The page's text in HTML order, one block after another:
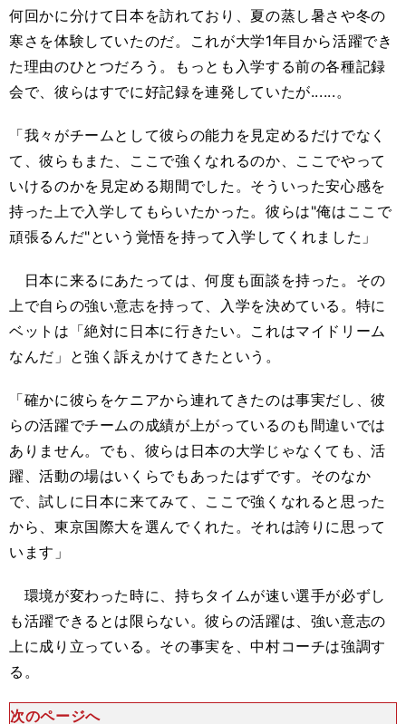
何回かに分けて日本を訪れており、夏の蒸し暑さや冬の
寒さを体験していたのだ。これが大学1年目から活躍でき
た理由のひとつだろう。もっとも入学する前の各種記録
会で、彼らはすでに好記録を連発していたが......。
「我々がチームとして彼らの能力を見定めるだけでなく
て、彼らもまた、ここで強くなれるのか、ここでやって
いけるのかを見定める期間でした。そういった安心感を
持った上で入学してもらいたかった。彼らは"俺はここで
頑張るんだ"という覚悟を持って入学してくれました」
日本に来るにあたっては、何度も面談を持った。その
上で自らの強い意志を持って、入学を決めている。特に
ベットは「絶対に日本に行きたい。これはマイドリーム
なんだ」と強く訴えかけてきたという。
「確かに彼らをケニアから連れてきたのは事実だし、彼
らの活躍でチームの成績が上がっているのも間違いでは
ありません。でも、彼らは日本の大学じゃなくても、活
躍、活動の場はいくらでもあったはずです。そのなか
で、試しに日本に来てみて、ここで強くなれると思った
から、東京国際大を選んでくれた。それは誇りに思って
います」
環境が変わった時に、持ちタイムが速い選手が必ずし
も活躍できるとは限らない。彼らの活躍は、強い意志の
上に成り立っている。その事実を、中村コーチは強調す
る。
次のページへ